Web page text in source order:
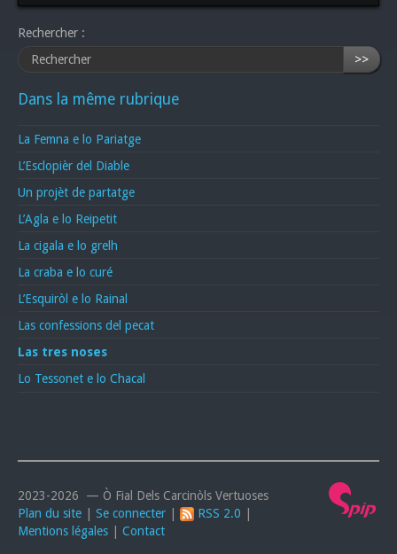
Rechercher :
>>
Dans la même rubrique
La Femna e lo Pariatge
L’Esclopièr del Diable
Un projèt de partatge
L’Agla e lo Reipetit
La cigala e lo grelh
La craba e lo curé
L’Esquiròl e lo Rainal
Las confessions del pecat
Las tres noses
Lo Tessonet e lo Chacal
2023-2026 — Ò Fial Dels Carcinòls Vertuoses
Plan du site | Se connecter | RSS 2.0 |
Mentions légales | Contact